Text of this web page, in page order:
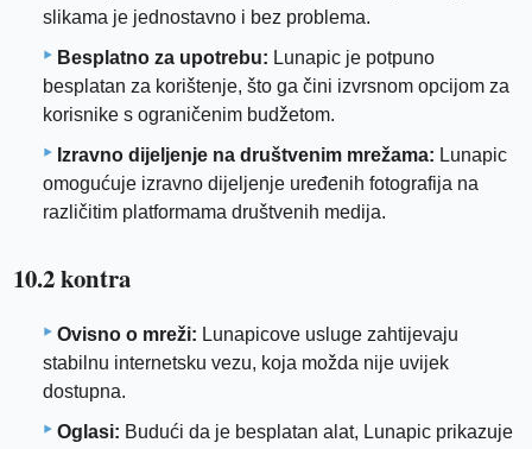
slikama je jednostavno i bez problema.
Besplatno za upotrebu: Lunapic je potpuno
besplatan za korištenje, što ga čini izvrsnom opcijom za
korisnike s ograničenim budžetom.
Izravno dijeljenje na društvenim mrežama: Lunapic
omogućuje izravno dijeljenje uređenih fotografija na
različitim platformama društvenih medija.
10.2 kontra
Ovisno o mreži: Lunapicove usluge zahtijevaju
stabilnu internetsku vezu, koja možda nije uvijek
dostupna.
Oglasi: Budući da je besplatan alat, Lunapic prikazuje